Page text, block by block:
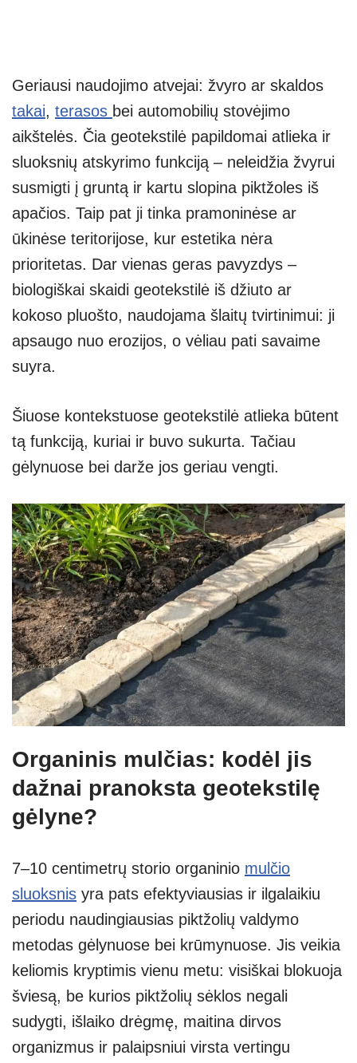
Geriausi naudojimo atvejai: žvyro ar skaldos
takai, terasos bei automobilių stovėjimo
aikštelės. Čia geotekstilė papildomai atlieka ir
sluoksnių atskyrimo funkciją – neleidžia žvyrui
susmigti į gruntą ir kartu slopina piktžoles iš
apačios. Taip pat ji tinka pramoninėse ar
ūkinėse teritorijose, kur estetika nėra
prioritetas. Dar vienas geras pavyzdys –
biologiškai skaidi geotekstilė iš džiuto ar
kokoso pluošto, naudojama šlaitų tvirtinimui: ji
apsaugo nuo erozijos, o vėliau pati savaime
suyra.
Šiuose kontekstuose geotekstilė atlieka būtent
tą funkciją, kuriai ir buvo sukurta. Tačiau
gėlynuose bei darže jos geriau vengti.
Organinis mulčias: kodėl jis
dažnai pranoksta geotekstilę
gėlyne?
7–10 centimetrų storio organinio mulčio
sluoksnis yra pats efektyviausias ir ilgalaikiu
periodu naudingiausias piktžolių valdymo
metodas gėlynuose bei krūmynuose. Jis veikia
keliomis kryptimis vienu metu: visiškai blokuoja
šviesą, be kurios piktžolių sėklos negali
sudygti, išlaiko drėgmę, maitina dirvos
organizmus ir palaipsniui virsta vertingu